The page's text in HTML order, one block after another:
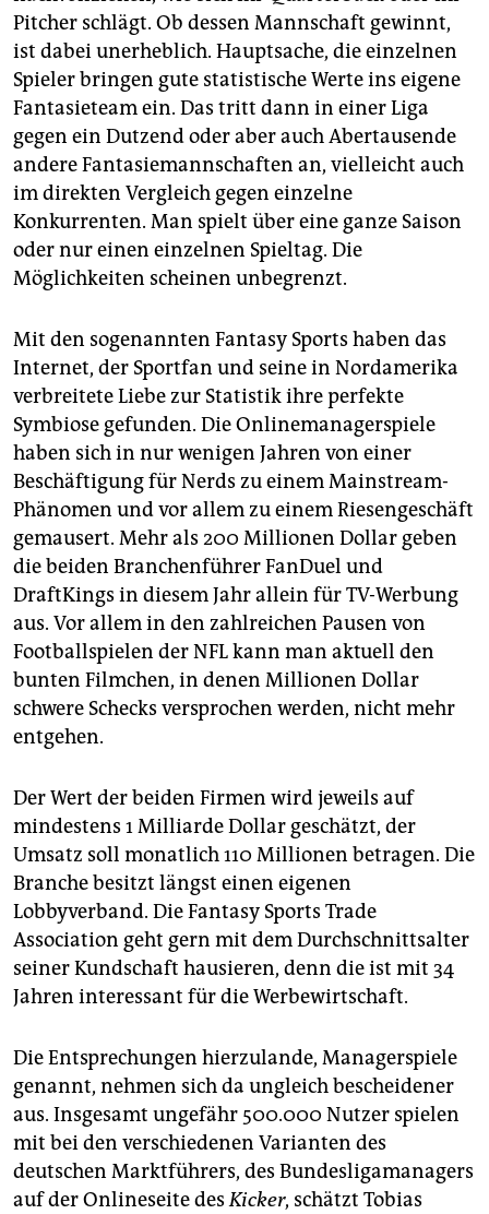
Pitcher schlägt. Ob dessen Mannschaft gewinnt,
ist dabei unerheblich. Hauptsache, die einzelnen
Spieler bringen gute statistische Werte ins eigene
Fantasieteam ein. Das tritt dann in einer Liga
gegen ein Dutzend oder aber auch Abertausende
andere Fantasiemannschaften an, vielleicht auch
im direkten Vergleich gegen einzelne
Konkurrenten. Man spielt über eine ganze Saison
oder nur einen einzelnen Spieltag. Die
Möglichkeiten scheinen unbegrenzt.
Mit den sogenannten Fantasy Sports haben das
Internet, der Sportfan und seine in Nordamerika
verbreitete Liebe zur Statistik ihre perfekte
Symbiose gefunden. Die Onlinemanagerspiele
haben sich in nur wenigen Jahren von einer
Beschäftigung für Nerds zu einem Mainstream-
Phänomen und vor allem zu einem Riesengeschäft
gemausert. Mehr als 200 Millionen Dollar geben
die beiden Branchenführer FanDuel und
DraftKings in diesem Jahr allein für TV-Werbung
aus. Vor allem in den zahlreichen Pausen von
Footballspielen der NFL kann man aktuell den
bunten Filmchen, in denen Millionen Dollar
schwere Schecks versprochen werden, nicht mehr
entgehen.
Der Wert der beiden Firmen wird jeweils auf
mindestens 1 Milliarde Dollar geschätzt, der
Umsatz soll monatlich 110 Millionen betragen. Die
Branche besitzt längst einen eigenen
Lobbyverband. Die Fantasy Sports Trade
Association geht gern mit dem Durchschnittsalter
seiner Kundschaft hausieren, denn die ist mit 34
Jahren interessant für die Werbewirtschaft.
Die Entsprechungen hierzulande, Managerspiele
genannt, nehmen sich da ungleich bescheidener
aus. Insgesamt ungefähr 500.000 Nutzer spielen
mit bei den verschiedenen Varianten des
deutschen Marktführers, des Bundesligamanagers
auf der Onlineseite desKicker, schätzt Tobias